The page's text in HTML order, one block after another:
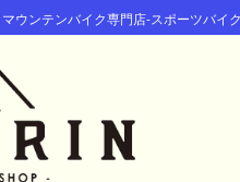
ウンテンバイク専門店-スポーツバイ